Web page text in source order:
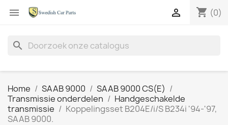
 shopping_cart (0)

search
Home SAAB 9000
SAAB 9000 CS(E)
Transmissie onderdelen
Handgeschakelde
transmissie
Koppelingsset B204E/i/S B234i '94-'97,
SAAB 9000.